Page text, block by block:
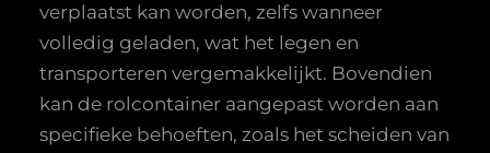
verplaatst kan worden, zelfs wanneer
volledig geladen, wat het legen en
transporteren vergemakkelijkt. Bovendien
kan de rolcontainer aangepast worden aan
specifieke behoeften, zoals het scheiden van